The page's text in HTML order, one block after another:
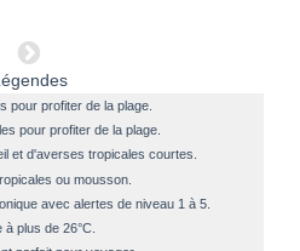
pour profiter de la plage.
pour profiter de la plage.
et d'averses tropicales courtes.
ou mousson.
avec alertes de niveau 1 à 5.
à plus de 26°C.